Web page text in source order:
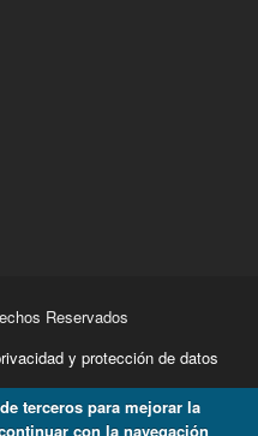
Reservados
y protección de datos
terceros para mejorar la
con la navegación